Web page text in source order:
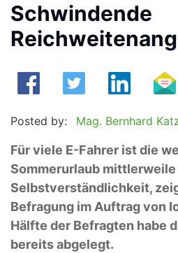
Schwindende
Posted by: Mag. Bernhard
Für viele E-Fahrer ist die
Sommerurlaub mittlerweile
Selbstverständlichkeit,
Befragung im Auftrag von
Hälfte der Befragten habe
bereits abgelegt.